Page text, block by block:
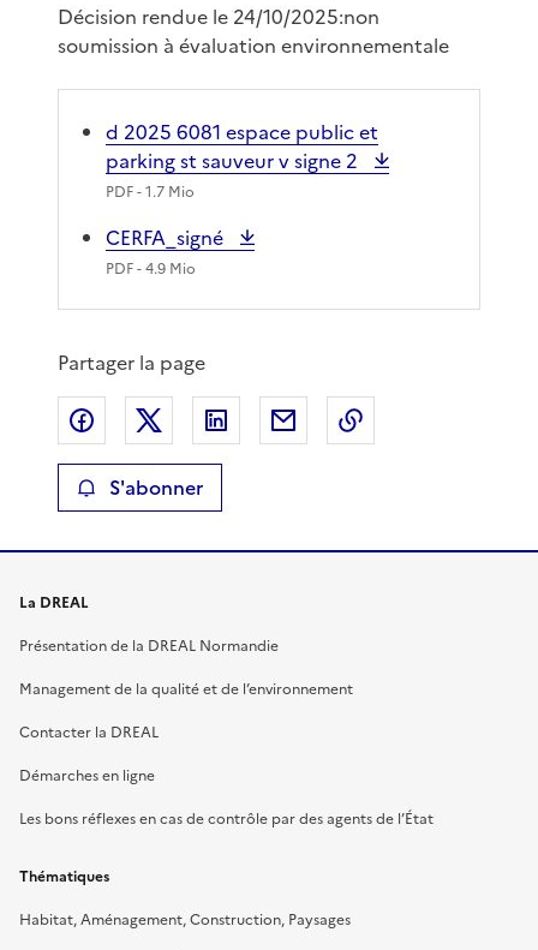
Décision rendue le 24/10/2025:non
soumission à évaluation environnementale
d 2025 6081 espace public et
parking st sauveur v signe 2
PDF- 1.7 Mio
CERFA_signé
PDF- 4.9 Mio
Partager la page
Partager sur Facebook
Partager sur XPartager sur LinkedIn
Partager par email
S'abonner
La DREAL
Présentation de la DREAL Normandie
Management de la qualité et de l’environnement
Contacter la DREAL
Démarches en ligne
Les bons réflexes en cas de contrôle par des agents de l’État
Thématiques
Habitat, Aménagement, Construction, Paysages